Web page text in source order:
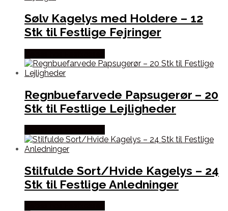
Sølv Kagelys med Holdere – 12
Stk til Festlige Fejringer
Regnbuefarvede Papsugerør – 20
Stk til Festlige Lejligheder
Stilfulde Sort/Hvide Kagelys – 24
Stk til Festlige Anledninger